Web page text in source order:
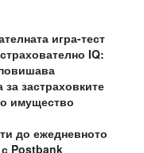
игра-тест
IQ:
за застраховките
имущество
до ежедневното
Postbank